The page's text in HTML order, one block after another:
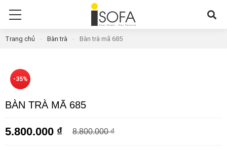
Trang chủ - Bàn trà - Bàn trà mã 685
-35%
BÀN TRÀ MÃ 685
8.800.000₫
5.800.000 ₫